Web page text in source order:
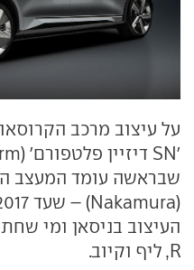
על עיצוב מרכב
שבראשה עומד המעצב
R, ליף וקיוב.